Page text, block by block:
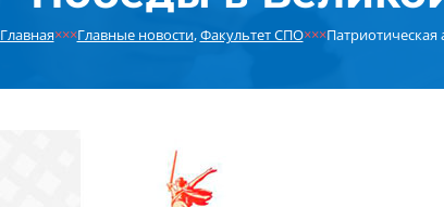
Главная×××Главные новости,Факультет СПО×××